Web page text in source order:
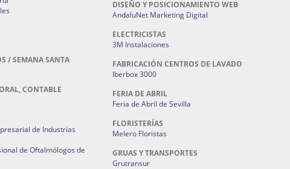
/ SEMANA SANTA
CONTABLE
de Industrias
de Oftalmólogos de
DISEÑO Y POSICIONAMIENTO WEB
AndaluNet Marketing Digital
ELECTRICISTAS
3M Instalaciones
FABRICACIÓN CENTROS DE LAVADO
Iberbox 3000
FERIA DE ABRIL
Feria de Abril de Sevilla
FLORISTERÍAS
Melero Floristas
GRUAS Y TRANSPORTES
Grutransur